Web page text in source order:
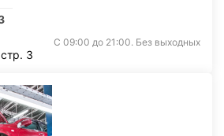
С 09:00 до 21:00. Без выходных
3